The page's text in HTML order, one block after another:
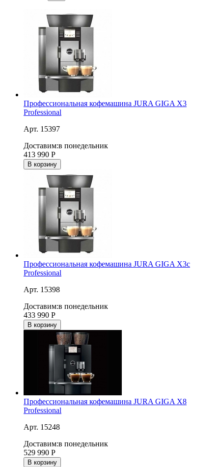
Профессиональная кофемашина JURA GIGA X3
Professional
Арт. 15397
Доставим:в понедельник
413 990 Р
В корзину
Профессиональная кофемашина JURA GIGA X3c
Professional
Арт. 15398
Доставим:в понедельник
433 990 Р
В корзину
Профессиональная кофемашина JURA GIGA X8
Professional
Арт. 15248
Доставим:в понедельник
529 990 Р
В корзину